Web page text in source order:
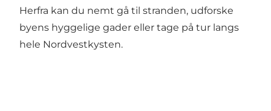
Herfra kan du nemt gå til stranden, udforske
byens hyggelige gader eller tage på tur langs
hele Nordvestkysten.